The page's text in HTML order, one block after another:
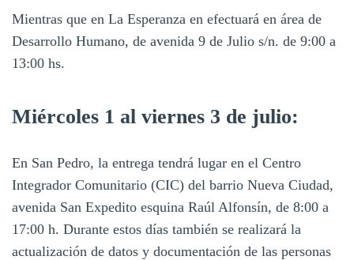
Mientras que en La Esperanza en efectuará en área de
Desarrollo Humano, de avenida 9 de Julio s/n. de 9:00 a
13:00 hs.
Miércoles 1 al viernes 3 de julio:
En San Pedro, la entrega tendrá lugar en el Centro
Integrador Comunitario (CIC) del barrio Nueva Ciudad,
avenida San Expedito esquina Raúl Alfonsín, de 8:00 a
17:00 h. Durante estos días también se realizará la
actualización de datos y documentación de las personas